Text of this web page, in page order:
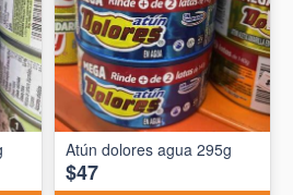
Atún dolores agua 295g
$47